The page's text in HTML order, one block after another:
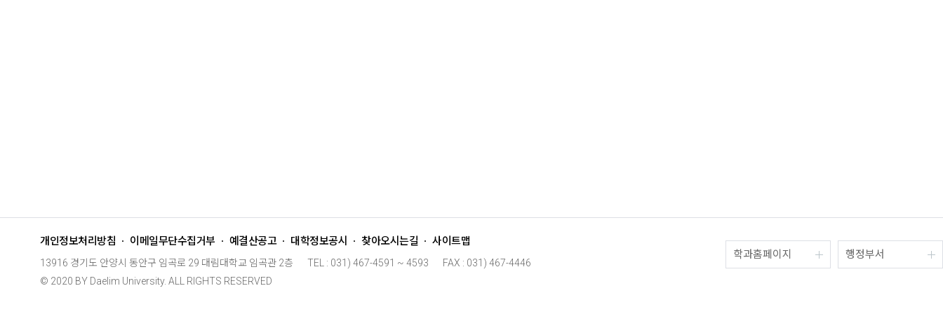
학과홈페이지 행정부서
개인정보처리방침 이메일무단수집거부 예결산공고 대학정보공시 찾아오시는길 사이트맵
13916 경기도 안양시 동안구 임곡로 29 대림대학교 임곡관 2층 TEL : 031) 467-4591 ~ 4593
FAX : 031) 467-4446
© 2020 BY Daelim University. ALL RIGHTS RESERVED